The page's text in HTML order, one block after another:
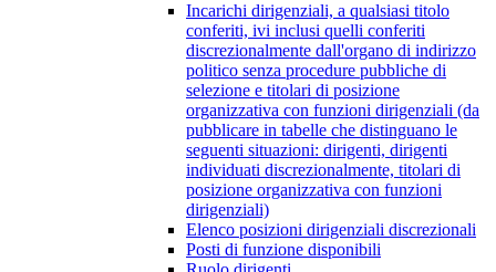
Incarichi dirigenziali, a qualsiasi titolo
conferiti, ivi inclusi quelli conferiti
discrezionalmente dall'organo di indirizzo
politico senza procedure pubbliche di
selezione e titolari di posizione
organizzativa con funzioni dirigenziali (da
pubblicare in tabelle che distinguano le
seguenti situazioni: dirigenti, dirigenti
individuati discrezionalmente, titolari di
posizione organizzativa con funzioni
dirigenziali)
Elenco posizioni dirigenziali discrezionali
Posti di funzione disponibili